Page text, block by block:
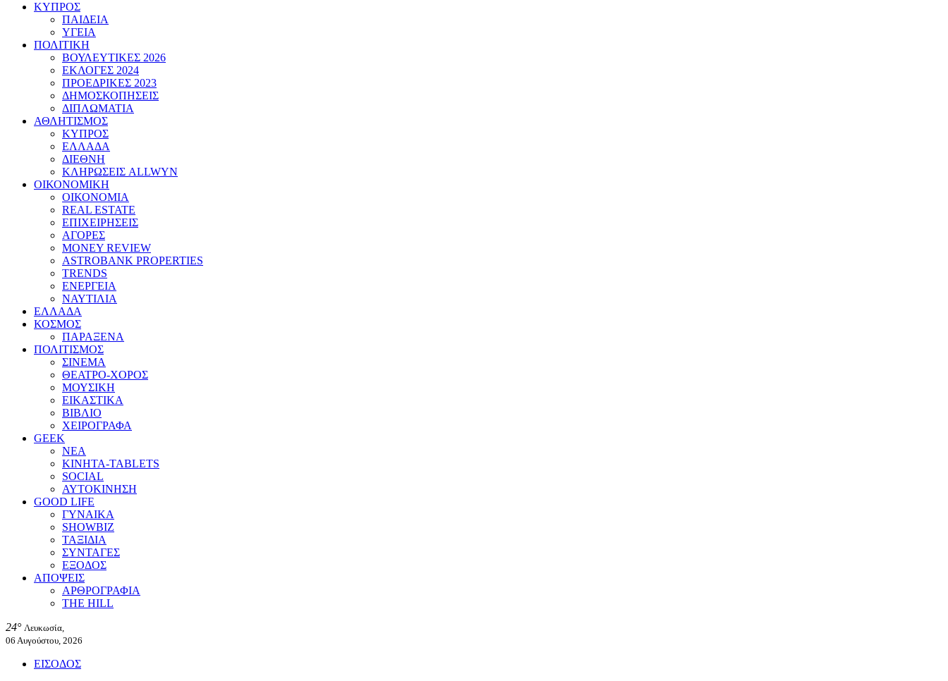
ΚΥΠΡΟΣ
ΠΑΙΔΕΙΑ
ΥΓΕΙΑ
ΠΟΛΙΤΙΚΗ
ΒΟΥΛΕΥΤΙΚΕΣ 2026
ΕΚΛΟΓΕΣ 2024
ΠΡΟΕΔΡΙΚΕΣ 2023
ΔΗΜΟΣΚΟΠΗΣΕΙΣ
ΔΙΠΛΩΜΑΤΙΑ
ΑΘΛΗΤΙΣΜΟΣ
ΚΥΠΡΟΣ
ΕΛΛΑΔΑ
ΔΙΕΘΝΗ
ΚΛΗΡΩΣΕΙΣ ALLWYN
ΟΙΚΟΝΟΜΙΚΗ
ΟΙΚΟΝΟΜΙΑ
REAL ESTATE
ΕΠΙΧΕΙΡΗΣΕΙΣ
ΑΓΟΡΕΣ
MONEY REVIEW
ASTROBANK PROPERTIES
TRENDS
ΕΝΕΡΓΕΙΑ
ΝΑΥΤΙΛΙΑ
ΕΛΛΑΔΑ
ΚΟΣΜΟΣ
ΠΑΡΑΞΕΝΑ
ΠΟΛΙΤΙΣΜΟΣ
ΣΙΝΕΜΑ
ΘΕΑΤΡΟ-ΧΟΡΟΣ
ΜΟΥΣΙΚΗ
ΕΙΚΑΣΤΙΚΑ
ΒΙΒΛΙΟ
ΧΕΙΡΟΓΡΑΦΑ
GEEK
ΝΕΑ
ΚΙΝΗΤΑ-TABLETS
SOCIAL
ΑΥΤΟΚΙΝΗΣΗ
GOOD LIFE
ΓΥΝΑΙΚΑ
SHOWBIZ
ΤΑΞΙΔΙΑ
ΣΥΝΤΑΓΕΣ
ΕΞΟΔΟΣ
ΑΠΟΨΕΙΣ
ΑΡΘΡΟΓΡΑΦΙΑ
THE HILL
24° Λευκωσία,
06 Αυγούστου, 2026
ΕΙΣΟΔΟΣ